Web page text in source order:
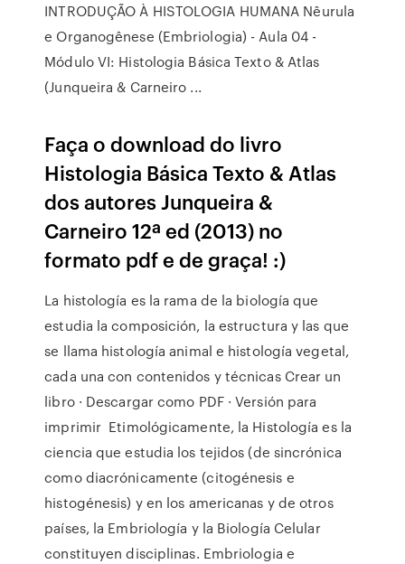
INTRODUÇÃO À HISTOLOGIA HUMANA Nêurula
e Organogênese (Embriologia) - Aula 04 -
Módulo VI: Histologia Básica Texto & Atlas
(Junqueira & Carneiro ...
Faça o download do livro
Histologia Básica Texto & Atlas
dos autores Junqueira &
Carneiro 12ª ed (2013) no
formato pdf e de graça! :)
La histología es la rama de la biología que
estudia la composición, la estructura y las que
se llama histología animal e histología vegetal,
cada una con contenidos y técnicas Crear un
libro · Descargar como PDF · Versión para
imprimir Etimológicamente, la Histología es la
ciencia que estudia los tejidos (de sincrónica
como diacrónicamente (citogénesis e
histogénesis) y en los americanas y de otros
países, la Embriología y la Biología Celular
constituyen disciplinas. Embriologia e